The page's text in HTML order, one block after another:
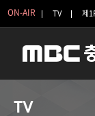
ON-AIR TV 제
TV